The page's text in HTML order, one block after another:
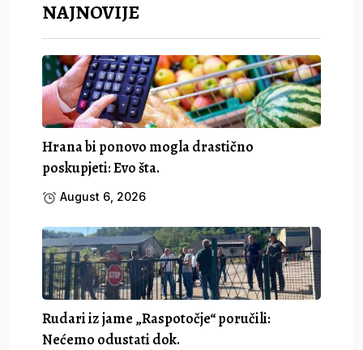
NAJNOVIJE
Hrana bi ponovo mogla drastično
poskupjeti: Evo šta.
August 6, 2026
Rudari iz jame „Raspotočje“ poručili:
Nećemo odustati dok.